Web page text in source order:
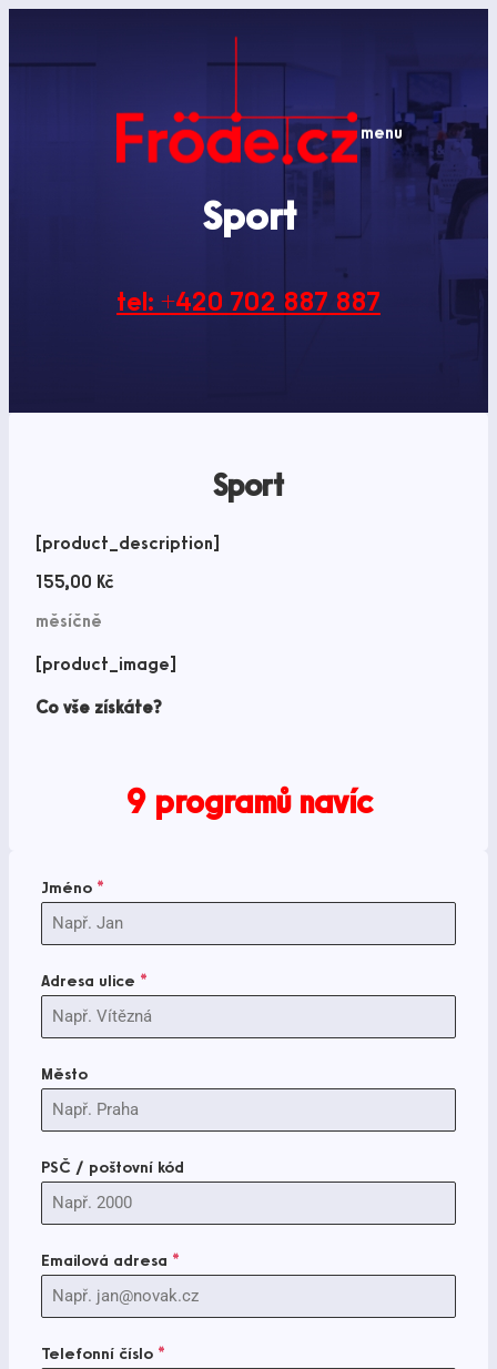
obsah
menu
Sport
tel: +420 702 887 887
Sport
[product_description]
155,00 Kč
měsíčně
[product_image]
Co vše získáte?
9 programů navíc
Jméno *
Adresa ulice *
Město
PSČ / poštovní kód
Emailová adresa *
Telefonní číslo *